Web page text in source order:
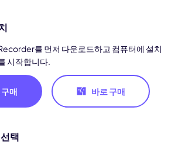
를 먼저 다운로드하고 컴퓨터에 설치
시작합니다.
매 바로 구매
택